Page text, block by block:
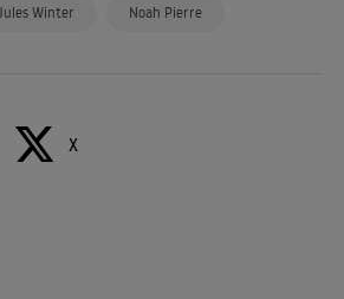
Winter Noah Pierre
X